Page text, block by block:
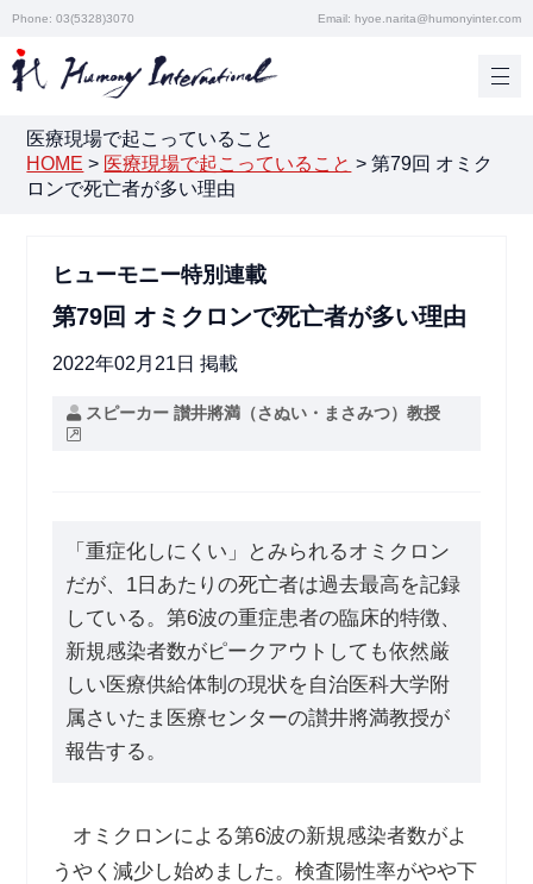
Phone: 03(5328)3070 Email: hyoe.narita@humonyinter.com
医療現場で起こっていること
HOME > 医療現場で起こっていること >第79回 オミク
ロンで死亡者が多い理由
ヒューモニー特別連載
第79回 オミクロンで死亡者が多い理由
2022年02月21日 掲載
スピーカー 讃井將満（さぬい・まさみつ）教授
「重症化しにくい」とみられるオミクロン
だが、1日あたりの死亡者は過去最高を記録
している。第6波の重症患者の臨床的特徴、
新規感染者数がピークアウトしても依然厳
しい医療供給体制の現状を自治医科大学附
属さいたま医療センターの讃井將満教授が
報告する。
オミクロンによる第6波の新規感染者数がよ
うやく減少し始めました。検査陽性率がやや下